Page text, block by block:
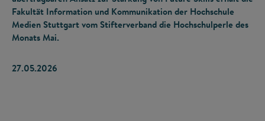
Fakultät Information und Kommunikation der Hochschule
Medien Stuttgart vom Stifterverband die Hochschulperle des
Monats Mai.
27.05.2026